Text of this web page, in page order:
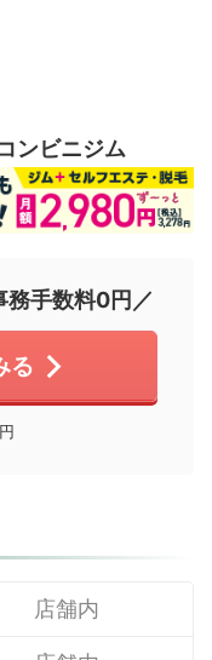
ンビニジム
務手数料0円／
る
店舗内